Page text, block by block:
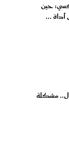
حين
أداة ...
مشكلة